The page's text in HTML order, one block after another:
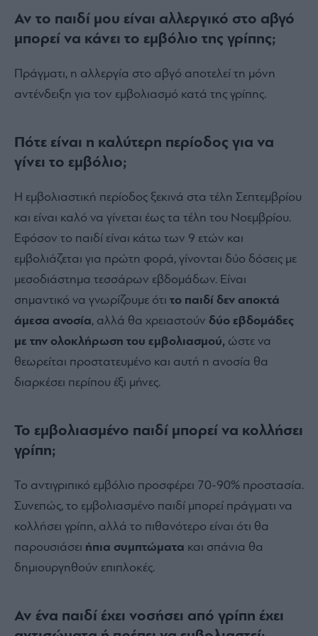
Αν το παιδί μου είναι αλλεργικό στο αβγό
μπορεί να κάνει το εμβόλιο της γρίπης;
Πράγματι, η αλλεργία στο αβγό αποτελεί τη μόνη
αντένδειξη για τον εμβολιασμό κατά της γρίπης.
Πότε είναι η καλύτερη περίοδος για να
γίνει το εμβόλιο;
Η εμβολιαστική περίοδος ξεκινά στα τέλη Σεπτεμβρίου
και είναι καλό να γίνεται έως τα τέλη του Νοεμβρίου.
Εφόσον το παιδί είναι κάτω των 9 ετών και
εμβολιάζεται για πρώτη φορά, γίνονται δύο δόσεις με
μεσοδιάστημα τεσσάρων εβδομάδων. Είναι
σημαντικό να γνωρίζουμε ότι το παιδί δεν αποκτά
άμεσα ανοσία, αλλά θα χρειαστούν δύο εβδομάδες
με την ολοκλήρωση του εμβολιασμού, ώστε να
θεωρείται προστατευμένο και αυτή η ανοσία θα
διαρκέσει περίπου έξι μήνες.
Το εμβολιασμένο παιδί μπορεί να κολλήσει
γρίπη;
Το αντιγριπικό εμβόλιο προσφέρει 70-90% προστασία.
Συνεπώς, το εμβολιασμένο παιδί μπορεί πράγματι να
κολλήσει γρίπη, αλλά το πιθανότερο είναι ότι θα
παρουσιάσει ήπια συμπτώματα και σπάνια θα
δημιουργηθούν επιπλοκές.
Αν ένα παιδί έχει νοσήσει από γρίπη έχει